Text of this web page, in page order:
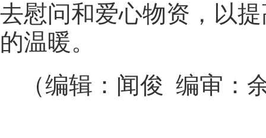
去慰问和爱心物资，以
的温暖。
（编辑：闻俊 编审：